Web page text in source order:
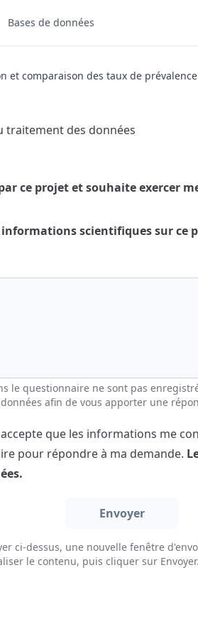
Bases de données
et comparaison des taux de prévalence
traitement des données
informations scientifiques sur ce
le questionnaire ne sont pas
afin de vous apporter une
accepte que les informations me
pour répondre à ma demande.
ci-dessus, une nouvelle fenêtre
le contenu, puis cliquer sur Envoyer.